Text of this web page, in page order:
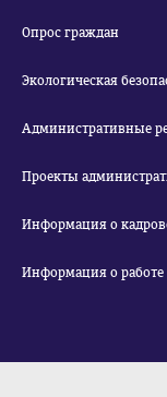
Опрос граждан
Экологическая
Административные
Проекты
Информация о
Информация о